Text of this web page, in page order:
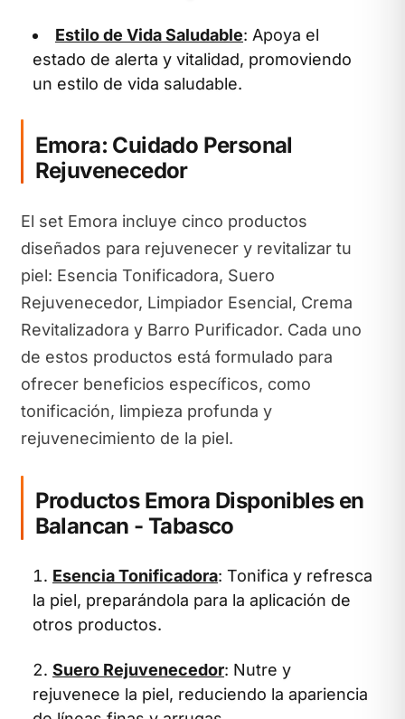
Estilo de Vida Saludable: Apoya el
estado de alerta y vitalidad, promoviendo
un estilo de vida saludable.
Emora: Cuidado Personal
Rejuvenecedor
El set Emora incluye cinco productos
diseñados para rejuvenecer y revitalizar tu
piel: Esencia Tonificadora, Suero
Rejuvenecedor, Limpiador Esencial, Crema
Revitalizadora y Barro Purificador. Cada uno
de estos productos está formulado para
ofrecer beneficios específicos, como
tonificación, limpieza profunda y
rejuvenecimiento de la piel.
Productos Emora Disponibles en
Balancan - Tabasco
Esencia Tonificadora: Tonifica y refresca
la piel, preparándola para la aplicación de
otros productos.
Suero Rejuvenecedor: Nutre y
rejuvenece la piel, reduciendo la apariencia